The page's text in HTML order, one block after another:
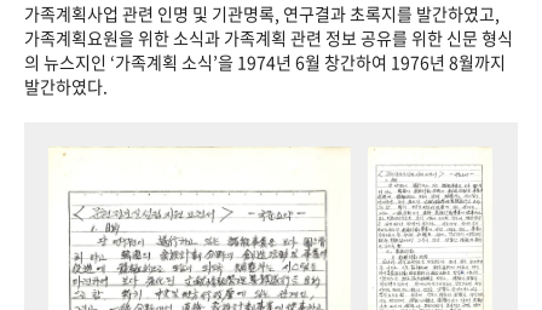
가족계획사업 관련 인명 및 기관명록, 연구결과 초록지를 발간하였고,
가족계획요원을 위한 소식과 가족계획 관련 정보 공유를 위한 신문 형식
의 뉴스지인 ‘가족계획 소식’을 1974년 6월 창간하여 1976년 8월까지
발간하였다.